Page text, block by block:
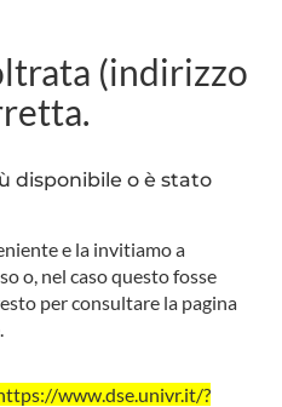
(indirizzo
disponibile o è stato
e la invitiamo a
o, nel caso questo fosse
per consultare la pagina
www.dse.univr.it/?